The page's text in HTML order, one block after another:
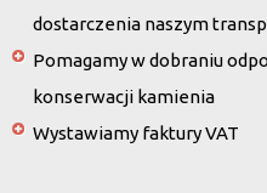
dostarczenia naszym
Pomagamy w dobraniu
konserwacji kamienia
Wystawiamy faktury VAT